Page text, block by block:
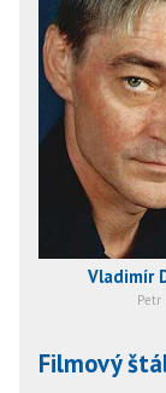
Vladimír
Petr
Filmový